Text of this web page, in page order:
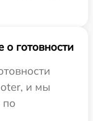
готовности
и мы
по